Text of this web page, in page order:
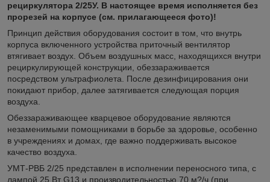
рециркулятора 2/25У. В настоящее время исполняется без
прорезей на корпусе (см. прилагающееся фото)!
Принцип действия оборудования состоит в том, что внутрь
корпуса включенного устройства приточный вентилятор
втягивает воздух. Объем воздушных масс, находящихся внутри
рециркулирующей конструкции, обеззараживается
посредством ультрафиолета. После дезинфицирования они
покидают прибор, далее затягивается следующая порция
воздуха.
Обеззараживающее кварцевое оборудование являются
незаменимыми помощниками в борьбе за здоровье, особенно
в учреждениях и домах, где важно поддерживать высокое
качество воздуха.
УМТ-РВБ 2/25 представлен в исполнении переносного типа, с
лампой 25 Вт G13 и производительностью 70 м?/ч (при